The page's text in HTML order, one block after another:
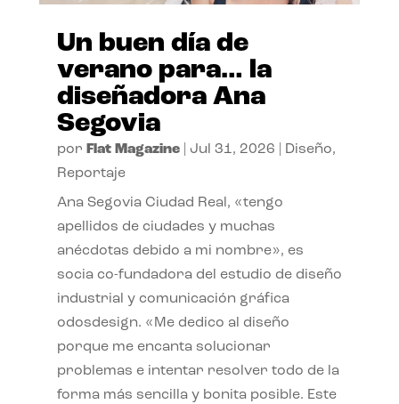
Un buen día de
verano para… la
diseñadora Ana
Segovia
por Flat Magazine| Jul 31, 2026 Diseño,
Reportaje
Ana Segovia Ciudad Real, «tengo
apellidos de ciudades y muchas
anécdotas debido a mi nombre», es
socia co-fundadora del estudio de diseño
industrial y comunicación gráfica
odosdesign. «Me dedico al diseño
porque me encanta solucionar
problemas e intentar resolver todo de la
forma más sencilla y bonita posible. Este